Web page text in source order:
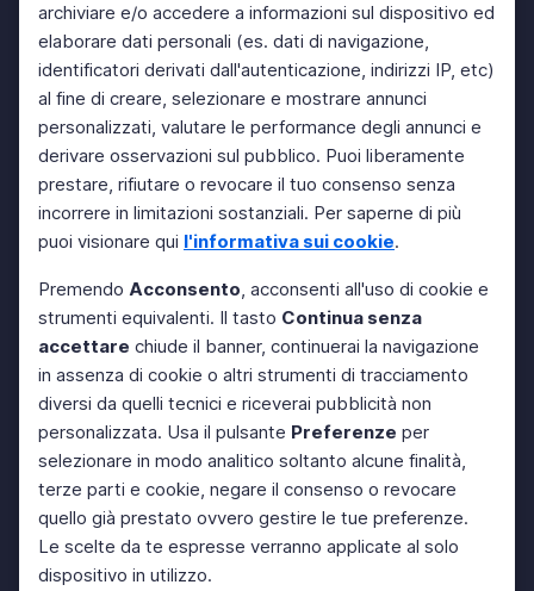
archiviare e/o accedere a informazioni sul dispositivo ed
elaborare dati personali (es. dati di navigazione,
identificatori derivati dall'autenticazione, indirizzi IP, etc)
al fine di creare, selezionare e mostrare annunci
personalizzati, valutare le performance degli annunci e
derivare osservazioni sul pubblico. Puoi liberamente
prestare, rifiutare o revocare il tuo consenso senza
incorrere in limitazioni sostanziali. Per saperne di più
puoi visionare qui l'informativa sui cookie.
Premendo Acconsento, acconsenti all'uso di cookie e
strumenti equivalenti. Il tasto Continua senza
accettare chiude il banner, continuerai la navigazione
in assenza di cookie o altri strumenti di tracciamento
diversi da quelli tecnici e riceverai pubblicità non
personalizzata. Usa il pulsante Preferenze per
selezionare in modo analitico soltanto alcune finalità,
terze parti e cookie, negare il consenso o revocare
quello già prestato ovvero gestire le tue preferenze.
Le scelte da te espresse verranno applicate al solo
dispositivo in utilizzo.